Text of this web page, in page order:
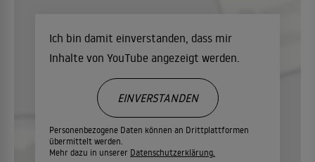
Ich bin damit einverstanden, dass mir
Inhalte von YouTube angezeigt werden.
Personenbezogene Daten können an Drittplattformen
übermittelt werden.
Mehr dazu in unserer Datenschutzerklärung.
EINVERSTANDEN